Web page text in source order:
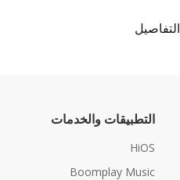
التفاصيل
التطبيقات والخدمات
HiOS
Boomplay Music